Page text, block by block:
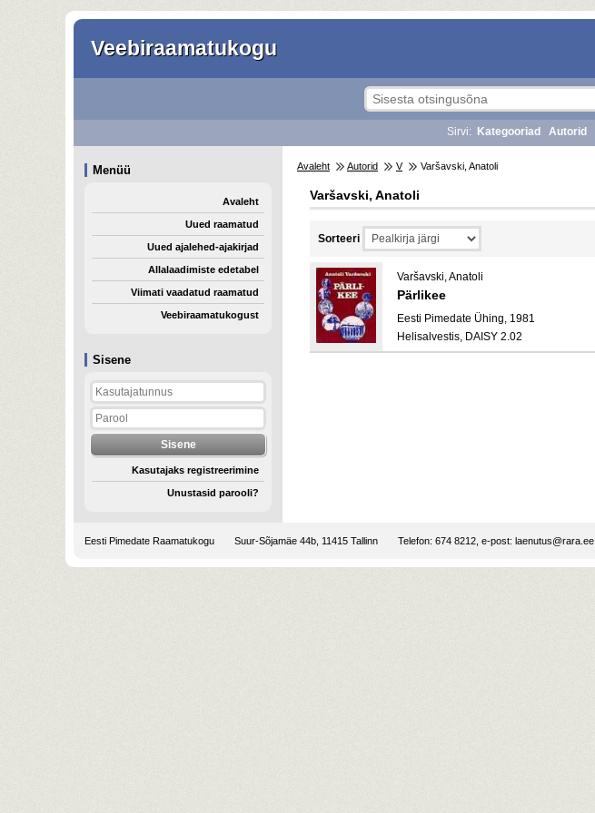
Veebiraamatukogu
Sisene
Kasutajaks registreerimine
Unustasid parooli?
Sirvi: Kategooriad Autorid
Menüü
Avaleht
Uued raamatud
Uued ajalehed-ajakirjad
Allalaadimiste edetabel
Viimati vaadatud raamatud
Veebiraamatukogust
Avaleht Autorid V Varšavski, Anatoli
Varšavski, Anatoli
Sorteeri
Varšavski, Anatoli
Pärlikee
Eesti Pimedate Ühing, 1981
Helisalvestis, DAISY 2.02
Eesti Pimedate Raamatukogu Suur-Sõjamäe 44b, 11415 Tallinn Telefon: 674 8212, e-post: laenutus@rara.ee